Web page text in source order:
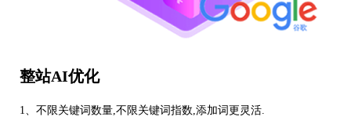
整站AI优化
1、不限关键词数量,不限关键词指数,添加词更灵活.